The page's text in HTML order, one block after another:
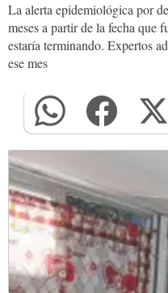
La alerta epidemiológica por
meses a partir de la fecha que
estaría terminando. Expertos
ese mes